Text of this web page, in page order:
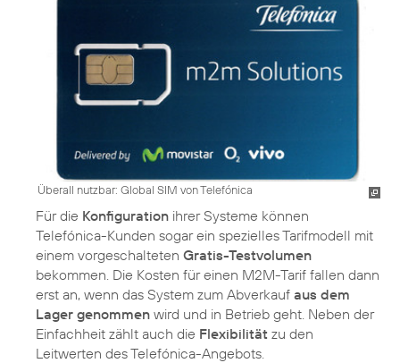
Überall nutzbar: Global SIM von Telefónica
Für die Konfiguration ihrer Systeme können
Telefónica-Kunden sogar ein spezielles Tarifmodell mit
einem vorgeschalteten Gratis-Testvolumen
bekommen. Die Kosten für einen M2M-Tarif fallen dann
erst an, wenn das System zum Abverkauf aus dem
Lager genommen wird und in Betrieb geht. Neben der
Einfachheit zählt auch die Flexibilität zu den
Leitwerten des Telefónica-Angebots.